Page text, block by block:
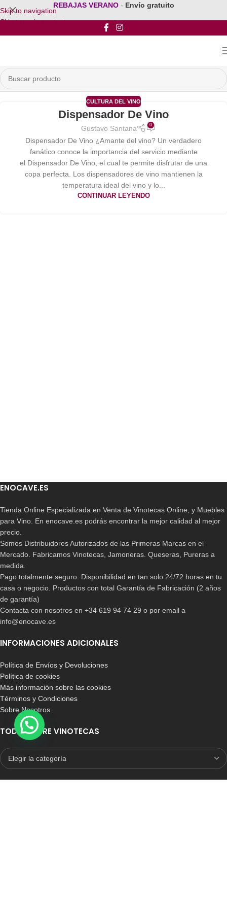
Skip to navigation
Skip to main content
REBAJAS VERANO - Envío gratuito
CULTURA DEL VINO
Dispensador De Vino
Gustavo Santana 0
Dispensador De Vino ¿Amante del vino? Un verdadero
fanático conoce la importancia del servicio mediante
el Dispensador De Vino, el cual te permite disfrutar de una
copa perfecta. Los dispensadores de vino mantienen la
temperatura ideal del vino y lo...
CONTINUAR LEYENDO
ENOCAVE.ES
Tienda Online Especializada en Venta de Vinotecas Online, y Muebles
para Vino. En enocave.es podrás encontrar la mejor calidad al mejor
precio.
Somos Distribuidores Autorizados de las Primeras Marcas en el
Mercado. Fabricamos Vinotecas, Jamoneras. Queseras, Pureras a
medida.
Pago totalmente seguro. Disponibilidad en tan solo 24/72 horas en tu
casa o negocio. Productos con total Garantía de Fabricación (2 años
de garantía)
Contacta con nosotros en +34 619 94 74 29 o por email a
info@enocave.es
INFORMACIONES ADICIONALES
Política de Envíos y Devoluciones
Política de cookies
Más información sobre las cookies
Términos y Condiciones
Sobre Nosotros
TODO SOBRE VINOTECAS